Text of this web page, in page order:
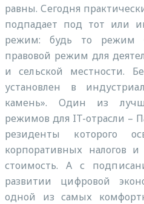
равны. Сегодня
подпадает под тот или
режим: будь то режим
правовой режим для
и сельской местности.
установлен в
камень». Один из
режимов для IT-отрасли –
резиденты которого
корпоративных налогов
стоимость. А с
развитии цифровой
одной из самых